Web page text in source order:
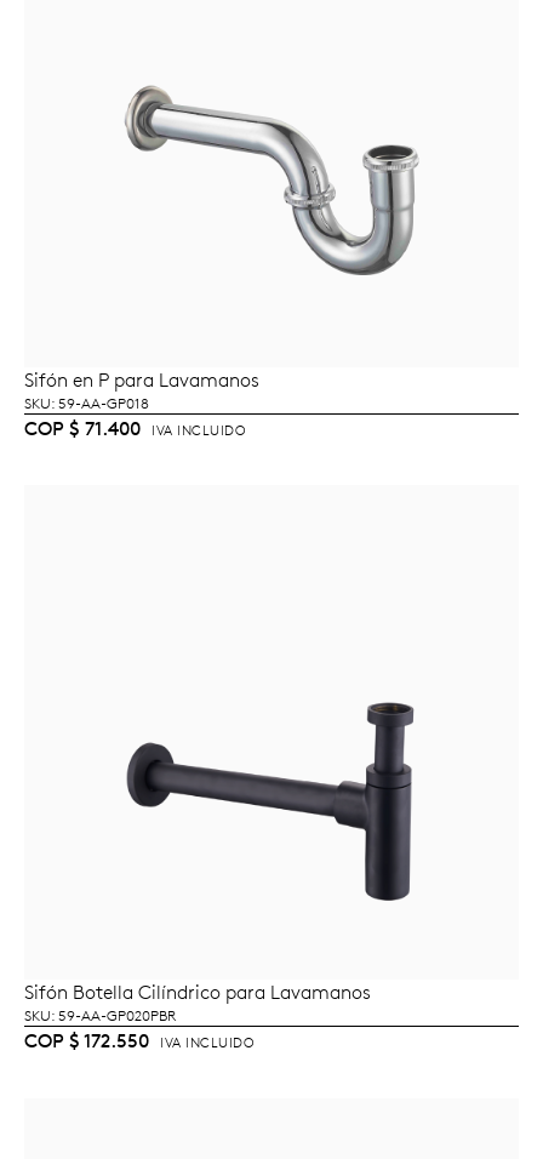
AÑADIR AL CARRITO
Sifón en P para Lavamanos
SKU: 59-AA-GP018
COP $ 71.400 IVA INCLUIDO
AÑADIR AL CARRITO
Sifón Botella Cilíndrico para Lavamanos
SKU: 59-AA-GP020PBR
COP $ 172.550 IVA INCLUIDO